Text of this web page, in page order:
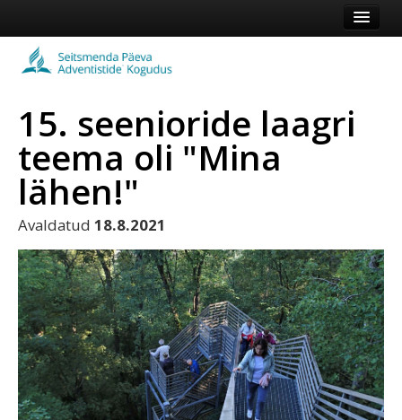
Koduleht
Vaata veel
15. seenioride laagri
teema oli "Mina
lähen!"
Avaldatud 18.8.2021